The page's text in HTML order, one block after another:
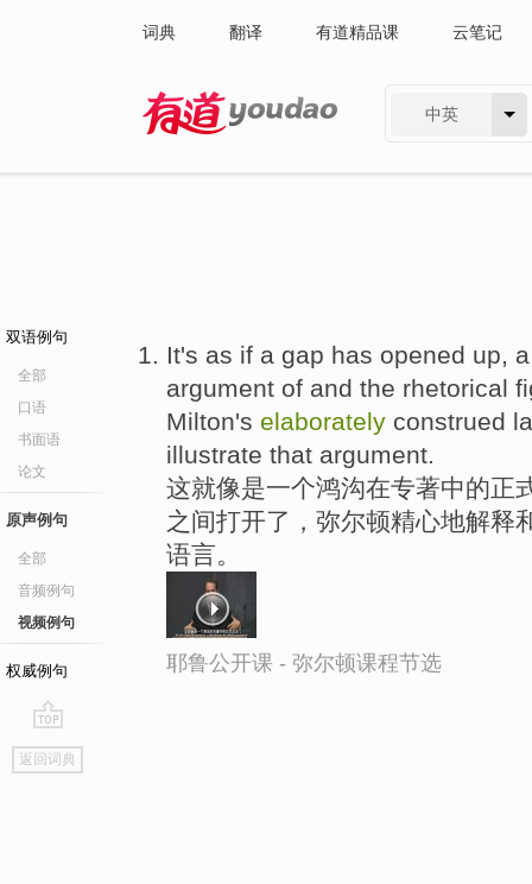
词典 翻译 有道精品课 云笔记
中英
双语例句
全部
口语
书面语
论文
原声例句
全部
音频例句
视频例句
权威例句
go
top
返回词典
It's as if a gap has opened up,
argument of and the rhetorical
Milton's elaborately construed
illustrate that argument.
这就像是一个鸿沟在专著中的正
之间打开了，弥尔顿精心地解释
语言。
耶鲁公开课 - 弥尔顿课程节选